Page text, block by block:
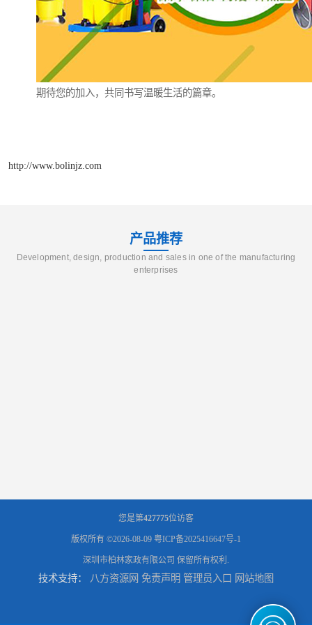
期待您的加入，共同书写温暖生活的篇章。
http://www.bolinjz.com
产品推荐
Development, design, production and sales in one of the manufacturing
enterprises
您是第427775位访客
版权所有 ©2026-08-09 粤ICP备2025416647号-1
深圳市柏林家政有限公司 保留所有权利.
技术支持： 八方资源网 免责声明 管理员入口 网站地图